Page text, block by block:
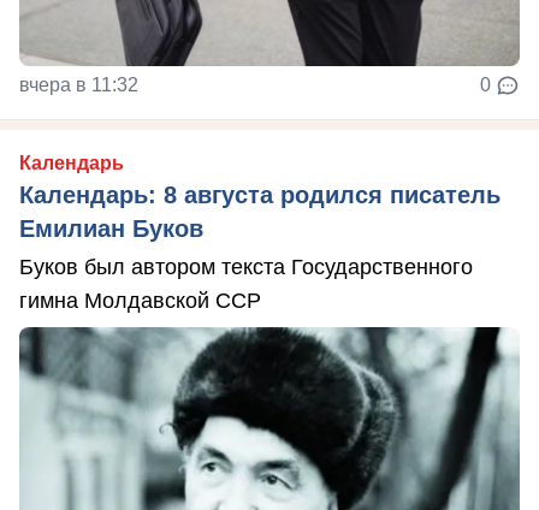
вчера в 11:32 0
Календарь
Календарь: 8 августа родился писатель
Емилиан Буков
Буков был автором текста Государственного
гимна Молдавской ССР